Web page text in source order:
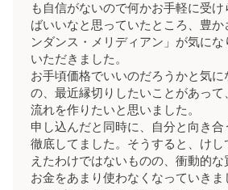
も自信がないので何かお手軽に受
ばいいなと思っていたところ、豊
ンダンス・メリディアン」が気にな
いただきました。
お手頃価格でいいのだろうかと気
の、最近縁切りしたいことがあって
流れを作りたいと思いました。
申し込んだと同時に、自分と向き合
徹底してました。そうすると、けし
えたわけではないものの、衝動的な
お金をあまり使わなくなっていきま